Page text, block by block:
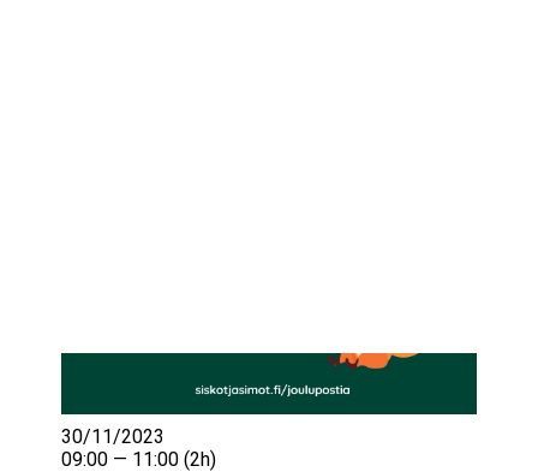
30/11/2023
09:00 — 11:00 (2h)